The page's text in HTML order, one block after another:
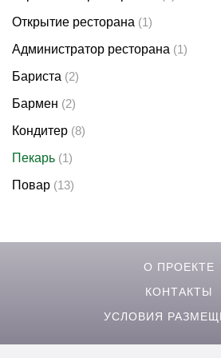
Открытие ресторана (1)
Администратор ресторана (1)
Бариста (2)
Бармен (2)
Кондитер (8)
Пекарь (1)
Повар (13)
О ПРОЕКТЕ
КОНТАКТЫ
УСЛОВИЯ